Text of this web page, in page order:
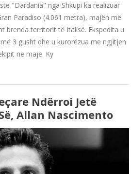
"Dardania" nga Shkupi ka realizuar
Paradiso (4.061 metra), majën më
brenda territorit të Italisë. Ekspedita u
3 gusht dhe u kurorëzua me ngjitjen
në majë. Ky
Ndërroi Jetë
Allan Nascimento